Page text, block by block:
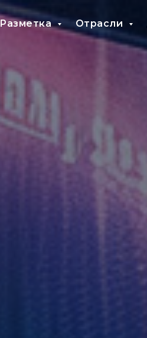
Разметка Отрасли